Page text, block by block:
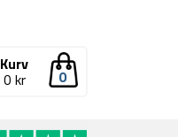
0
Kurv
0 kr